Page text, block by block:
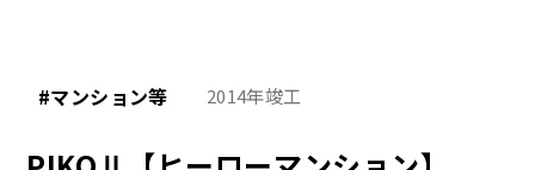
#マンション等 2014年竣工